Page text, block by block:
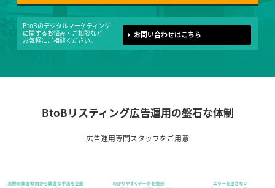
BtoBのデジタルマーケティング
に関するお悩み・ご相談など
お気軽にご相談ください。
お問い合わせはこちら
BtoBリスティング広告運用の盤石な体制
広告運用専門スタッフをご用意